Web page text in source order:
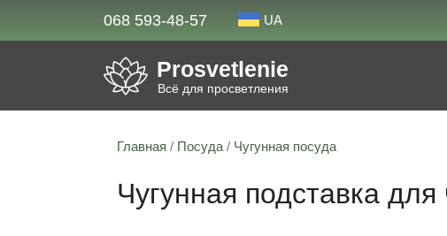
068 593-48-57 UA
Prosvetlenie
Всё для просветления
Главная / Посуда / Чугунная посуда
Чугунная подставка